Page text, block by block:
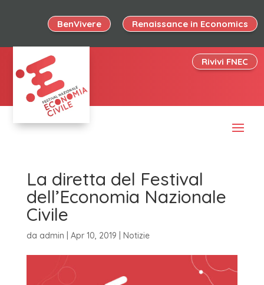
BenVivere Renaissance in Economics
Rivivi FNEC
La diretta del Festival
dell’Economia Nazionale
Civile
da admin Apr 10, 2019 Notizie